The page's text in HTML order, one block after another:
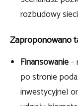
rozbudowy
Zaproponowano
Finansowanie–
po stronie
inwestycyjne)